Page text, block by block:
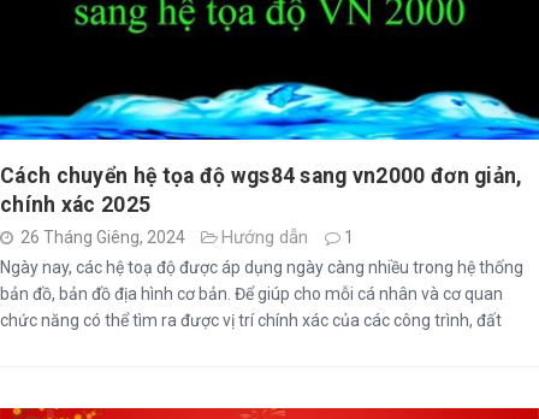
Cách chuyển hệ tọa độ wgs84 sang vn2000 đơn giản,
chính xác 2025
26 Tháng Giêng, 2024 Hướng dẫn
1
Ngày nay, các hệ toạ độ được áp dụng ngày càng nhiều trong hệ thống
bản đồ, bản đồ địa hình cơ bản. Để giúp cho mỗi cá nhân và cơ quan
chức năng có thể tìm ra được vị trí chính xác của các công trình, đất